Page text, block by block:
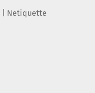
Netiquette